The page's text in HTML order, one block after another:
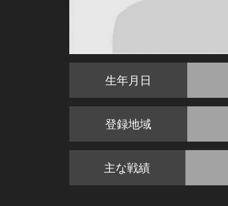
生年月日
登録地域
主な戦績